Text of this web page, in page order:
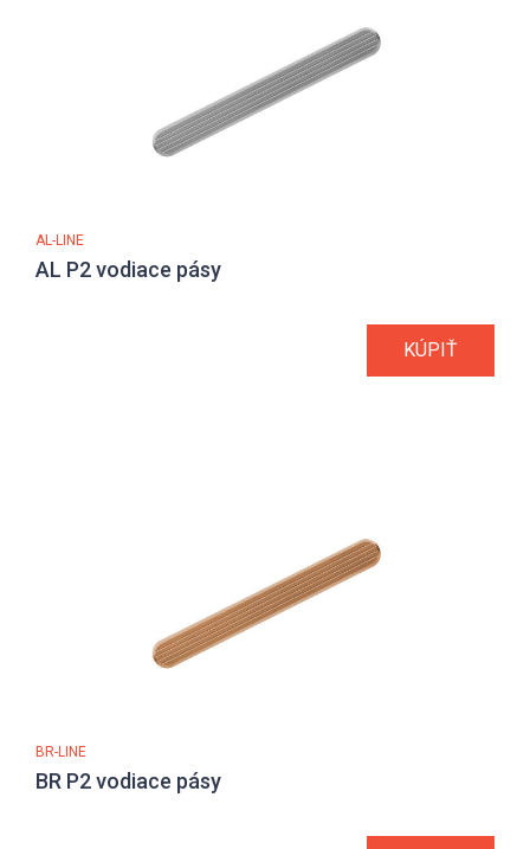
AL-LINE
AL P2 vodiace pásy
KÚPIŤ
BR-LINE
BR P2 vodiace pásy